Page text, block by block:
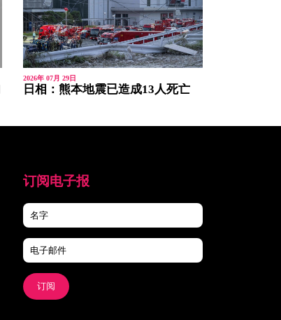
2026年 07月 29日
日相：熊本地震已造成13人死亡
订阅电子报
订阅